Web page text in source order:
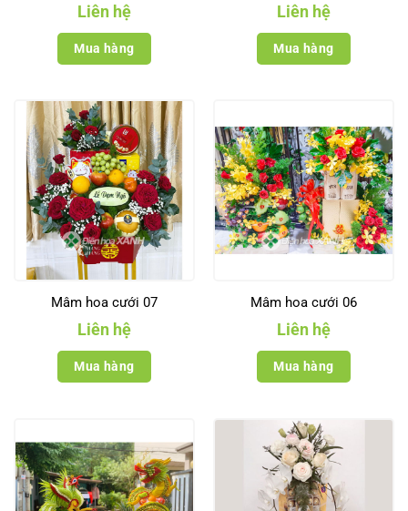
Liên hệ
Mua hàng
Liên hệ
Mua hàng
Mâm hoa cưới 07
Liên hệ
Mua hàng
Mâm hoa cưới 06
Liên hệ
Mua hàng